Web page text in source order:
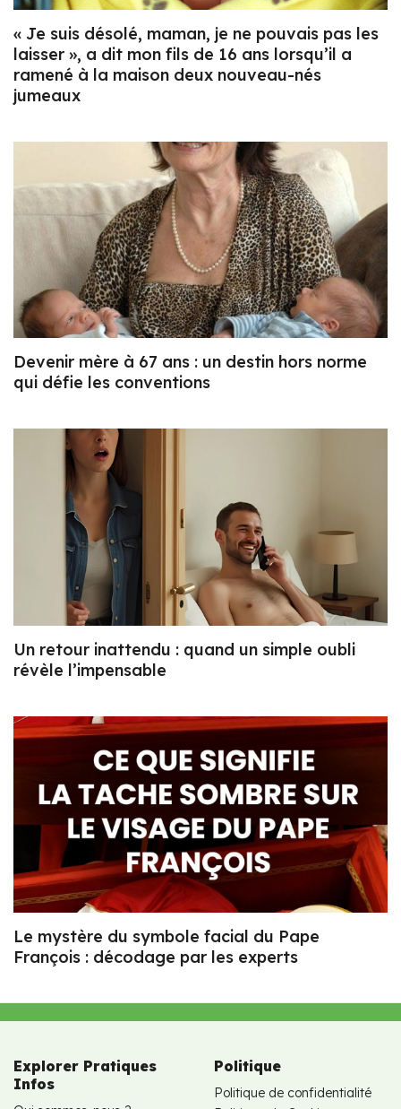
« Je suis désolé, maman, je ne pouvais pas les
laisser », a dit mon fils de 16 ans lorsqu’il a
ramené à la maison deux nouveau-nés
jumeaux
Devenir mère à 67 ans : un destin hors norme
qui défie les conventions
Un retour inattendu : quand un simple oubli
révèle l’impensable
Le mystère du symbole facial du Pape
François : décodage par les experts
Explorer Pratiques
Infos
Politique
Politique de confidentialité